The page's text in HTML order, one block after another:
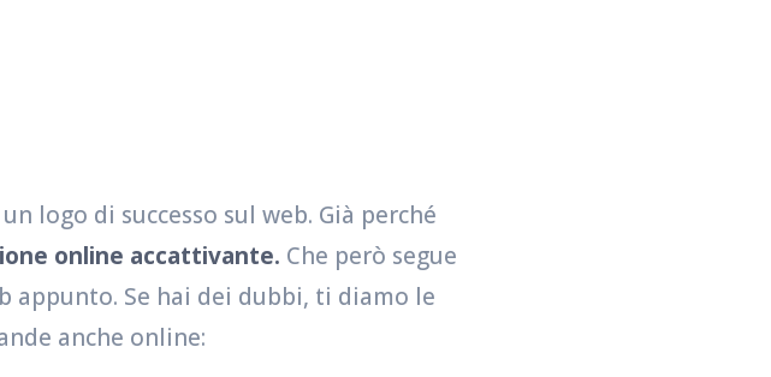
logo di successo sul web. Già perché
online accattivante. Che però segue
appunto. Se hai dei dubbi, ti diamo le
anche online: